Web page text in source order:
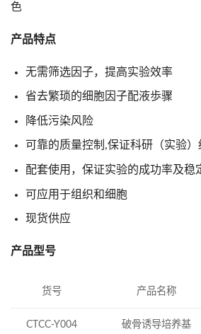
色
产品特点
无需筛选因子，提高实验效率
省去繁琐的细胞因子配液歩骤
降低污染风险
可靠的质量控制,保证科研（实验
配套使用，保证实验的成功率及稳
可应用于组织和细胞
现货供应
产品型号
货号 产品名称
CTCC-Y004 破骨诱导培养基